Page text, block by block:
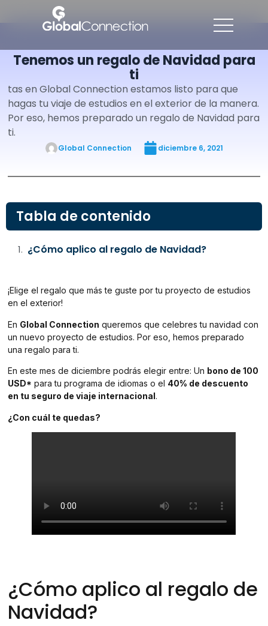
Tenemos un regalo de Navidad para
ti
tas en Global Connection estamos listo para que
hagas tu viaje de estudios en el exterior de la manera.
Por eso, hemos preparado un regalo de Navidad para
ti.
Global Connection diciembre 6, 2021
Tabla de contenido
¿Cómo aplico al regalo de Navidad?
¡Elige el regalo que más te guste por tu proyecto de estudios
en el exterior!
En Global Connection queremos que celebres tu navidad con
un nuevo proyecto de estudios. Por eso, hemos preparado
una regalo para ti.
En este mes de diciembre podrás elegir entre: Un bono de 100
USD* para tu programa de idiomas o el 40% de descuento
en tu seguro de viaje internacional.
¿Con cuál te quedas?
¿Cómo aplico al regalo de
Navidad?